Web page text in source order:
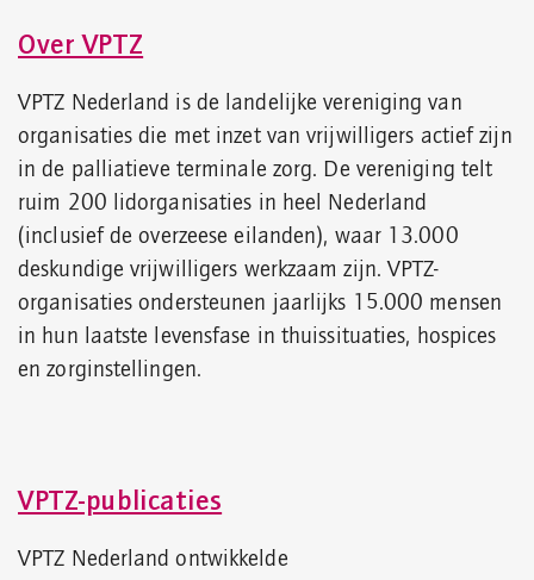
Over VPTZ
VPTZ Nederland is de landelijke vereniging van
organisaties die met inzet van vrijwilligers actief zijn
in de palliatieve terminale zorg. De vereniging telt
ruim 200 lidorganisaties in heel Nederland
(inclusief de overzeese eilanden), waar 13.000
deskundige vrijwilligers werkzaam zijn. VPTZ-
organisaties ondersteunen jaarlijks 15.000 mensen
in hun laatste levensfase in thuissituaties, hospices
en zorginstellingen.
VPTZ-publicaties
VPTZ Nederland ontwikkelde